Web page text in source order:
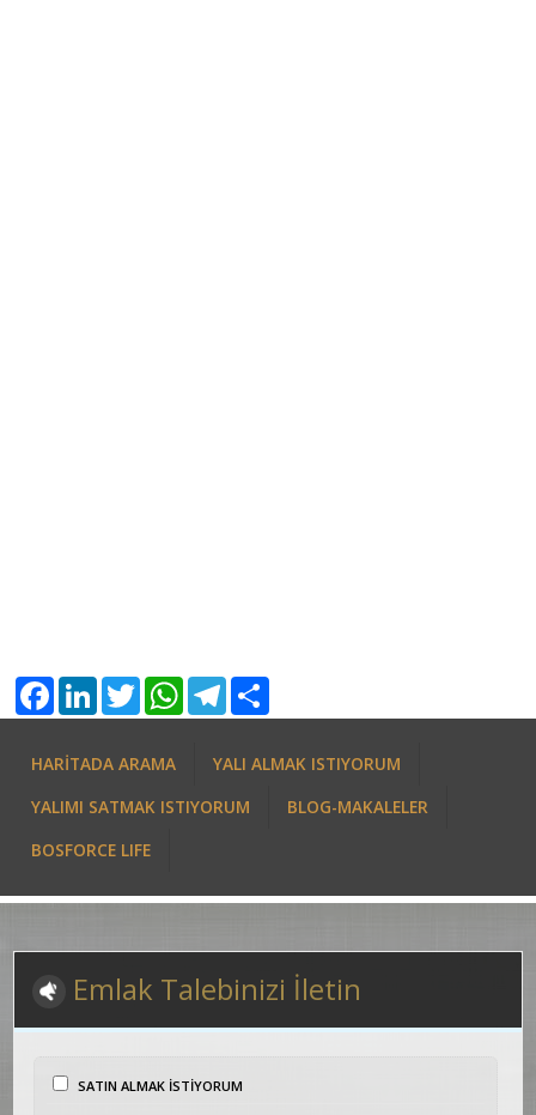
HARİTADA ARAMA
YALI ALMAK ISTIYORUM
YALIMI SATMAK ISTIYORUM
BLOG-MAKALELER
BOSFORCE LIFE
Emlak Talebinizi İletin
SATIN ALMAK İSTİYORUM
FacebookLinkedInTwitter WhatsAppTelegram